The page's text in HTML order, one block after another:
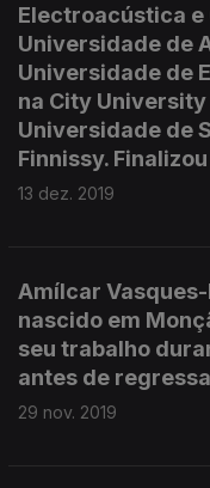
Electroacústica e
Universidade de
Universidade de
na City University
Universidade de
Finnissy. Finalizou
13 dez. 2019
Amílcar
nascido em
seu trabalho
antes de
29 nov. 2019